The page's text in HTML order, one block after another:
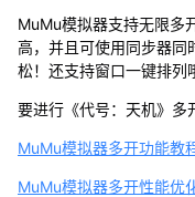
MuMu模拟器支持无限多
高，并且可使用同步器同
松！还支持窗口一键排列
要进行《代号：天机》多
MuMu模拟器多开功能教
MuMu模拟器多开性能优